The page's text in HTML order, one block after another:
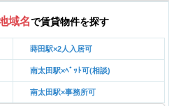
域名で賃貸物件を探す
蒔田駅×2人入居可
南太田駅×ﾍﾟｯﾄ可(相談)
南太田駅×事務所可